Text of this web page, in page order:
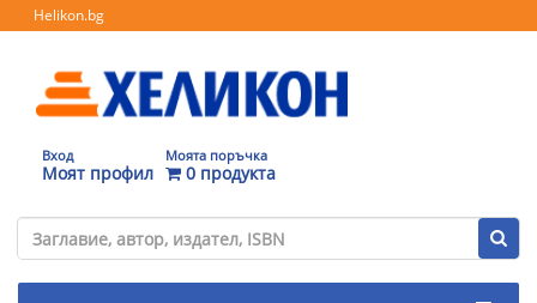
Helikon.bg
Вход
Моят профил
Моята поръчка
0 продукта